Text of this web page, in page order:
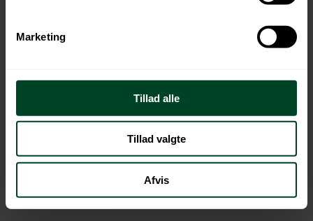
Marketing
Tillad alle
Tillad valgte
Afvis